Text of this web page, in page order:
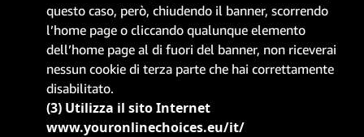
questo caso, però, chiudendo il banner, scorrendo
l’home page o cliccando qualunque elemento
dell’home page al di fuori del banner, non riceverai
nessun cookie di terza parte che hai correttamente
disabilitato.
(3) Utilizza il sito Internet
www.youronlinechoices.eu/it/